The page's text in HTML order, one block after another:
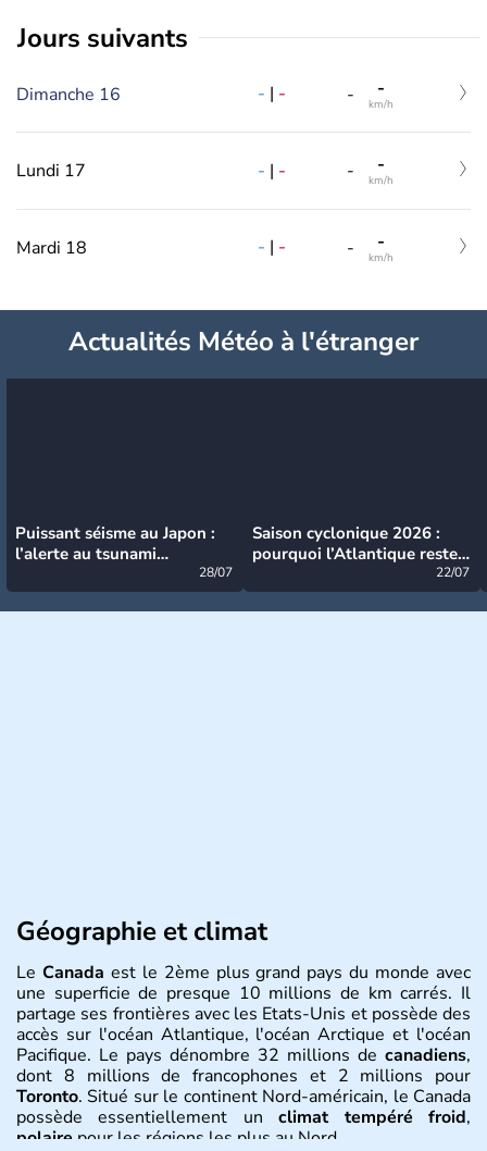
jours suivants
Dimanche 16 - | - - -
km/h
Lundi 17 - | - - -
km/h
Mardi 18 - | - - -
km/h
Actualités Météo à l'étranger
Puissant séisme au Japon :
l’alerte au tsunami
28/07
Saison cyclonique 2026 :
pourquoi l’Atlantique reste
22/07
Géographie et climat
Le Canada est le 2ème plus grand pays du monde avec
une superficie de presque 10 millions de km carrés. Il
partage ses frontières avec les Etats-Unis et possède des
accès sur l'océan Atlantique, l'océan Arctique et l'océan
Pacifique. Le pays dénombre 32 millions de canadiens,
dont 8 millions de francophones et 2 millions pour
Toronto. Situé sur le continent Nord-américain, le Canada
possède essentiellement unclimat tempéré froid,
polaire pour les régions les plus au Nord.